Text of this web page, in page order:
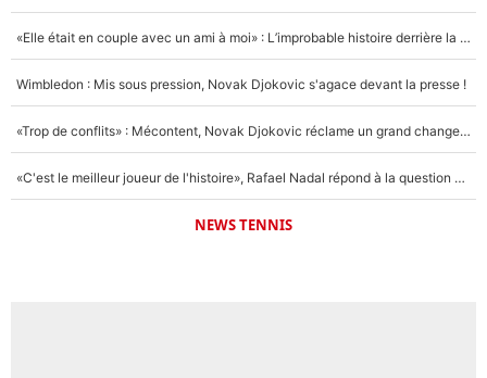
«Elle était en couple avec un ami à moi» : L’improbable histoire derrière la «seule relation longue» de Novak Djokovic
Wimbledon : Mis sous pression, Novak Djokovic s'agace devant la presse !
«Trop de conflits» : Mécontent, Novak Djokovic réclame un grand changement !
«C'est le meilleur joueur de l'histoire», Rafael Nadal répond à la question que tout le monde se pose !
NEWS TENNIS